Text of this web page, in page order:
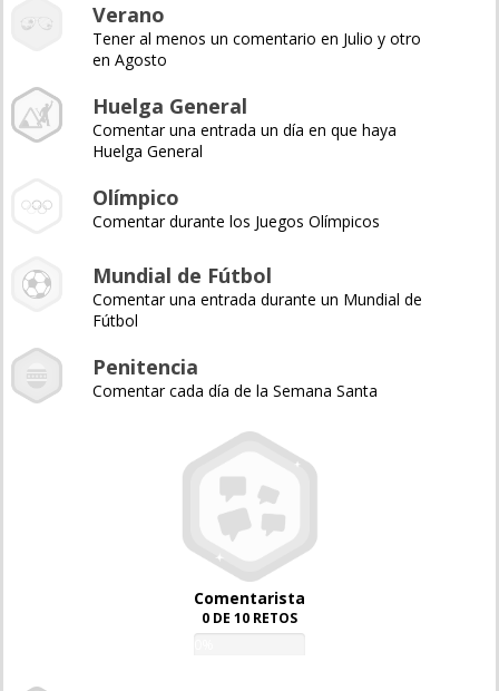
Verano
Tener al menos un comentario en Julio y otro
en Agosto
Huelga General
Comentar una entrada un día en que haya
Huelga General
Olímpico
Comentar durante los Juegos Olímpicos
Mundial de Fútbol
Comentar una entrada durante un Mundial de
Fútbol
Penitencia
Comentar cada día de la Semana Santa
Comentarista
0 DE 10 RETOS